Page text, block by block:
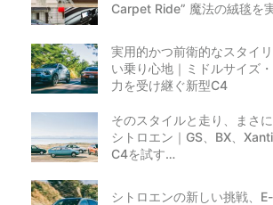
Carpet Ride” 魔法の絨毯を
実用的かつ前衛的なスタイ
い乗り心地｜ミドルサイズ
力を受け継ぐ新型C4
そのスタイルと走り、まさ
シトロエン｜GS、BX、
C4を試す…
シトロエンの新しい挑戦、